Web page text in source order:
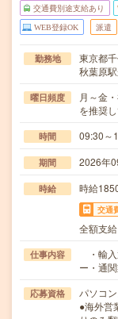
交通費別途支給あり
WEB登録OK 派遣
勤務地
東京都
秋葉原
曜日頻度
月～金
を推奨
時間 09:30～
期間 2026年
時給 時給
交通
全額支給
仕事内容
・輸
ー・通
応募資格
パソコ
●海外営